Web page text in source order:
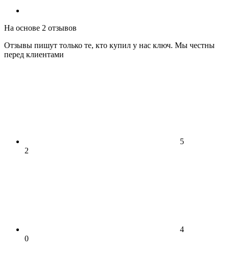
На основе 2 отзывов
Отзывы пишут только те, кто купил у нас ключ. Мы честны
перед клиентами
5
2
4
0